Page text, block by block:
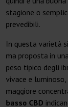
stagione o
prevedibili.
In questa varietà
ma proposta in
peso tipico degli
vivace e
maggiore
basso CBD